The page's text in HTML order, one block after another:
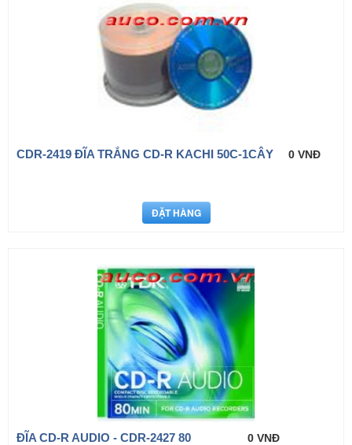
CDR-2419 ĐĨA TRẮNG CD-R KACHI 50C-1CÂY 0 VNĐ
ĐĨA CD-R AUDIO - CDR-2427 80 0 VNĐ